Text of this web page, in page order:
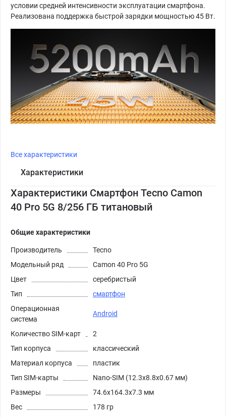
условии средней интенсивности эксплуатации смартфона.
Реализована поддержка быстрой зарядки мощностью 45 Вт.
Все характеристики
Характеристики
Характеристики Смартфон Tecno Camon
40 Pro 5G 8/256 ГБ титановый
Общие характеристики
Производитель
Tecno
Модельный ряд
Camon 40 Pro 5G
Цвет
серебристый
Тип
смартфон
Операционная
система
Android
Количество SIM-карт
2
Тип корпуса
классический
Материал корпуса
пластик
Тип SIM-карты
Nano-SIM (12.3x8.8x0.67 мм)
Размеры
74.6x164.3x7.3 мм
Вес
178 гр